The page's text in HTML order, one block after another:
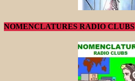
NOMENCLATURES RADIO CLUBS